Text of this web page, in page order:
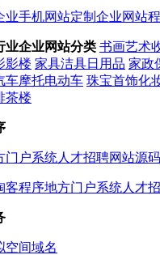
业手机网站定制企业网站
业企业网站分类 书画艺术
影楼 家具洁具日用品 家政
车摩托电动车 珠宝首饰化
茶楼
门户系统人才招聘网站源码
客程序地方门户系统人才
空间域名